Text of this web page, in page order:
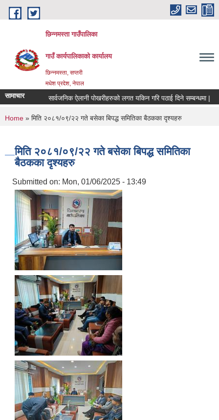
Skip to main content
छिन्नमस्ता गाउँपालिका
गाउँ कार्यपालिकाको कार्यालय
छिन्नमस्ता, सप्तरी
मधेश प्रदेश, नेपाल
सामाचार
। सार्वजनिक ऐलानी पोखरीहरुको लगत यकिन गरि पठाई दिने सम्बन्धमा |
You are here
Home » मिति २०८१/०९/२२ गते बसेका बिपद्ध समितिका बैठकका दृश्यहरु
मिति २०८१/०९/२२ गते बसेका बिपद्ध समितिका
बैठकका दृश्यहरु
Submitted on: Mon, 01/06/2025 - 13:49